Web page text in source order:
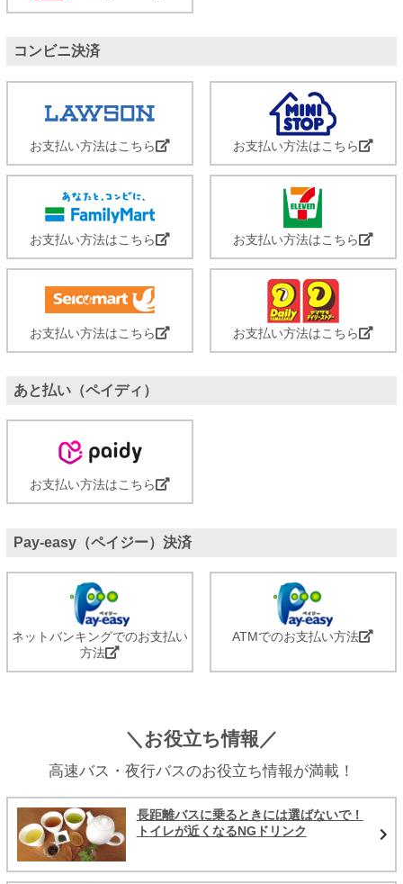
コンビニ決済
お支払い方法はこちら お支払い方法はこちら
お支払い方法はこちら お支払い方法はこちら
お支払い方法はこちら お支払い方法はこちら
あと払い（ペイディ）
お支払い方法はこちら
Pay-easy（ペイジー）決済
ネットバンキングでのお支払い
方法
ATMでのお支払い方法
＼お役立ち情報／
高速バス・夜行バスのお役立ち情報が満載！
長距離バスに乗るときには選ばないで！
トイレが近くなるNGドリンク